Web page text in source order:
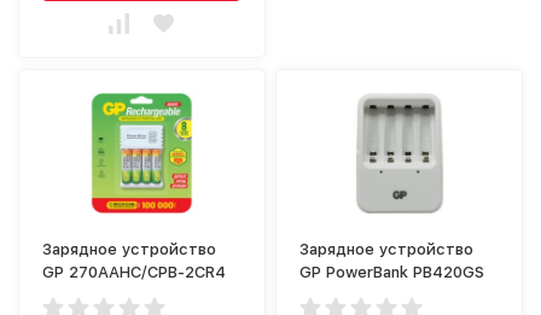
Зарядное устройство
GP 270AAHC/CPB-2CR4
Зарядное устройство
GP PowerBank PB420GS